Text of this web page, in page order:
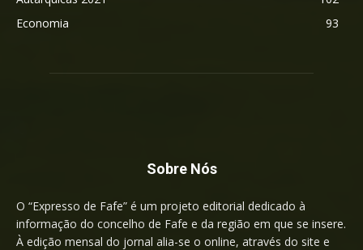
Economia
93
Sobre Nós
O “Expresso de Fafe” é um projeto editorial dedicado à
informação do concelho de Fafe e da região em que se insere.
À edição mensal do jornal alia-se o online, através do site e